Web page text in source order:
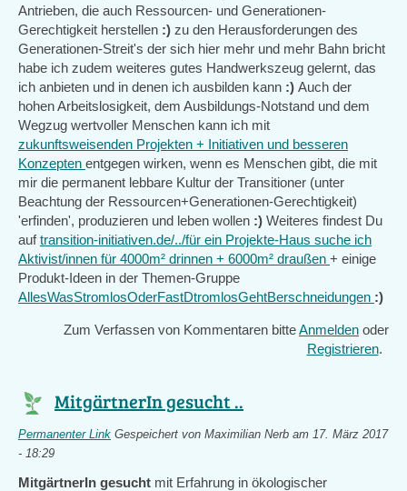
Antrieben, die auch Ressourcen- und Generationen-
Gerechtigkeit herstellen :) zu den Herausforderungen des
Generationen-Streit's der sich hier mehr und mehr Bahn bricht
habe ich zudem weiteres gutes Handwerkszeug gelernt, das
ich anbieten und in denen ich ausbilden kann :) Auch der
hohen Arbeitslosigkeit, dem Ausbildungs-Notstand und dem
Wegzug wertvoller Menschen kann ich mit
zukunftsweisenden Projekten + Initiativen und besseren
Konzepten entgegen wirken, wenn es Menschen gibt, die mit
mir die permanent lebbare Kultur der Transitioner (unter
Beachtung der Ressourcen+Generationen-Gerechtigkeit)
'erfinden', produzieren und leben wollen :) Weiteres findest Du
auftransition-initiativen.de/../für ein Projekte-Haus suche ich
Aktivist/innen für 4000m² drinnen + 6000m² draußen + einige
Produkt-Ideen in der Themen-Gruppe
AllesWasStromlosOderFastDtromlosGehtBerschneidungen :)
Zum Verfassen von Kommentaren bitteAnmelden oder
Registrieren.
MitgärtnerIn gesucht ..
Permanenter Link Gespeichert von Maximilian Nerb am 17. März 2017
- 18:29
MitgärtnerIn gesucht mit Erfahrung in ökologischer